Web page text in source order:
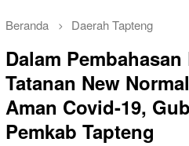
Beranda DaerahTapteng
Dalam
Tatanan New
Aman Covid-19,
Pemkab Tapteng